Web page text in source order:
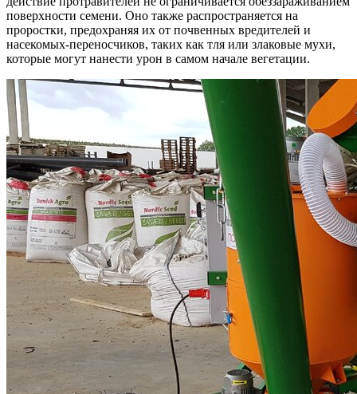
поверхности семени. Оно также распространяется на
проростки, предохраняя их от почвенных вредителей и
насекомых-переносчиков, таких как тля или злаковые мухи,
которые могут нанести урон в самом начале вегетации.